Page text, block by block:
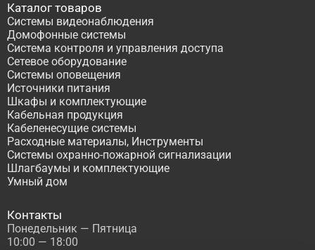
Каталог товаров
Системы видеонаблюдения
Домофонные системы
Система контроля и управления доступа
Сетевое оборудование
Системы оповещения
Источники питания
Шкафы и комплектующие
Кабельная продукция
Кабеленесущие системы
Расходные материалы, Инструменты
Системы охранно-пожарной сигнализации
Шлагбаумы и комплектующие
Умный дом
Контакты
Понедельник — Пятница
10:00 — 18:00